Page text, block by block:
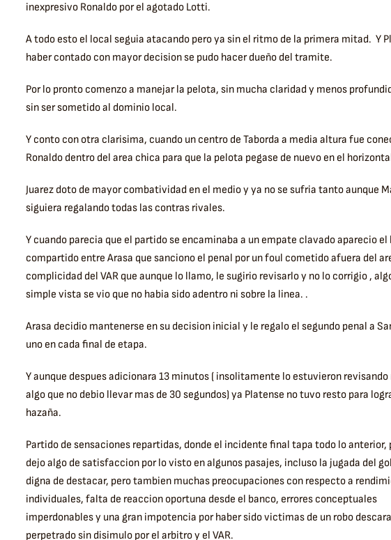
inexpresivo Ronaldo por el agotado Lotti.
A todo esto el local seguia atacando pero ya sin el ritmo de la primera mitad. Y
haber contado con mayor decision se pudo hacer dueño del tramite.
Por lo pronto comenzo a manejar la pelota, sin mucha claridad y menos
sin ser sometido al dominio local.
Y conto con otra clarisima, cuando un centro de Taborda a media altura fue
Ronaldo dentro del area chica para que la pelota pegase de nuevo en el
Juarez doto de mayor combatividad en el medio y ya no se sufria tanto aunque
siguiera regalando todas las contras rivales.
Y cuando parecia que el partido se encaminaba a un empate clavado aparecio el
compartido entre Arasa que sanciono el penal por un foul cometido afuera del
complicidad del VAR que aunque lo llamo, le sugirio revisarlo y no lo corrigio ,
simple vista se vio que no habia sido adentro ni sobre la linea. .
Arasa decidio mantenerse en su decision inicial y le regalo el segundo penal a
uno en cada final de etapa.
Y aunque despues adicionara 13 minutos ( insolitamente lo estuvieron revisando
algo que no debio llevar mas de 30 segundos) ya Platense no tuvo resto para
hazaña.
Partido de sensaciones repartidas, donde el incidente final tapa todo lo anterior,
dejo algo de satisfaccion por lo visto en algunos pasajes, incluso la jugada del
digna de destacar, pero tambien muchas preocupaciones con respecto a
individuales, falta de reaccion oportuna desde el banco, errores conceptuales
imperdonables y una gran impotencia por haber sido victimas de un robo
perpetrado sin disimulo por el arbitro y el VAR.